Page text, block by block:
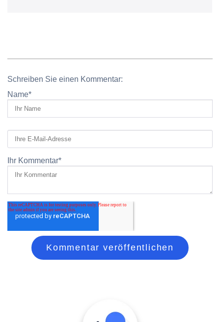
Schreiben Sie einen Kommentar:
Name*
Ihr Kommentar*